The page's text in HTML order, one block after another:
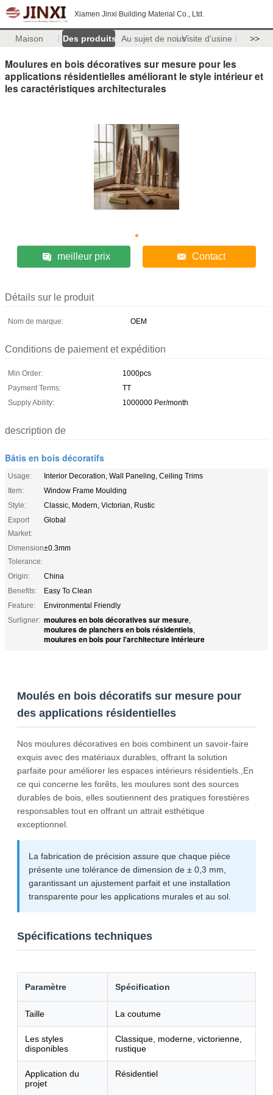
Xiamen Jinxi Building Material Co., Ltd.
Maison Des produits Au sujet de nousVisite d'usine >>
Moulures en bois décoratives sur mesure pour les
applications résidentielles améliorant le style intérieur et
les caractéristiques architecturales
meilleur prix Contact
Détails sur le produit
Nom de marque: OEM
Conditions de paiement et expédition
Min Order:
1000pcs
Payment Terms:
TT
Supply Ability:
1000000 Per/month
description de
Bâtis en bois décoratifs
Usage:
Interior Decoration, Wall Paneling, Ceiling Trims
Item:
Window Frame Moulding
Style:
Classic, Modern, Victorian, Rustic
Export
Market:
Global
Dimension
Tolerance:
±0.3mm
Origin:
China
Benefits:
Easy To Clean
Feature:
Environmental Friendly
Surligner: moulures en bois décoratives sur mesure,
moulures de planchers en bois résidentiels,
moulures en bois pour l'architecture intérieure
Moulés en bois décoratifs sur mesure pour
des applications résidentielles
Nos moulures décoratives en bois combinent un savoir-faire
exquis avec des matériaux durables, offrant la solution
parfaite pour améliorer les espaces intérieurs résidentiels.,En
ce qui concerne les forêts, les moulures sont des sources
durables de bois, elles soutiennent des pratiques forestières
responsables tout en offrant un attrait esthétique
exceptionnel.
La fabrication de précision assure que chaque pièce
présente une tolérance de dimension de ± 0,3 mm,
garantissant un ajustement parfait et une installation
transparente pour les applications murales et au sol.
Spécifications techniques
Paramètre Spécification
Taille La coutume
Les styles
disponibles
Classique, moderne, victorienne,
rustique
Application du
projet
Résidentiel